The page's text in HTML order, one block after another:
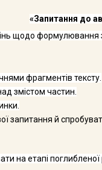
«Запитання до
щодо формулювання
фрагментів тексту.
змістом частин.
й
на етапі